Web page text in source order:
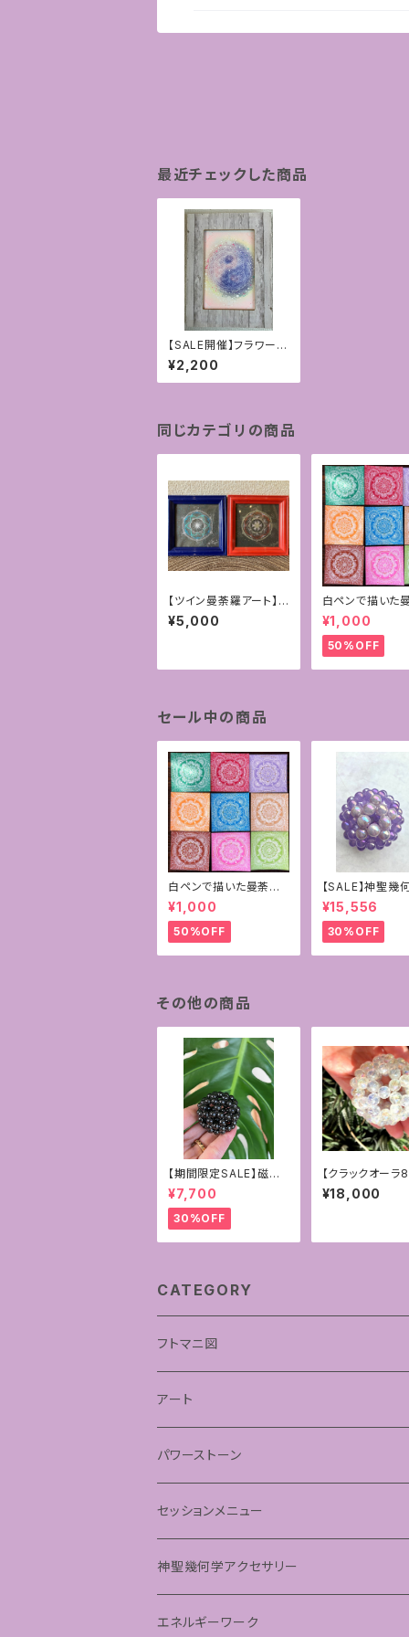
最近チェックした商品
【SALE開催】フラワーオ
ブライフ1点モノ パステ
ルと点描アート〜陰陽
融合〜
¥2,200
同じカテゴリの商品
【ツイン曼荼羅アート】
シードオブライフ~生命
の種子~2枚組
¥5,000
白ペンで描いた
アート原画
¥1,000
50%OFF
セール中の商品
白ペンで描いた曼荼羅
アート原画
¥1,000
50%OFF
【SALE】神聖幾
ーレン~パープル
ドニー×ラベンダ
ジスト10mm
¥15,556
30%OFF
その他の商品
【期間限定SALE】磁気
入りヘマタイトの6mm
フラーレン〜守護〜
¥7,700
30%OFF
【クラックオーラ
＊神聖幾何学フ
ン＊
¥18,000
CATEGORY
フトマニ図
あわうた
アート
神聖幾何学フラワーオブライフ
神聖幾何学シードオブライフ
パステルマンダラアート
パワーストーン
セッションメニュー
神聖幾何学アクセサリー
ペンダント
エネルギーワーク